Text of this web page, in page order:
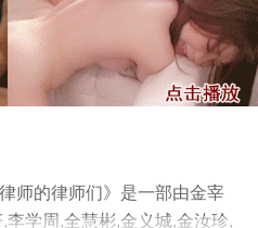
师的律师们》是一部由金宰
学周,全慧彬,金义城,金汝珍,